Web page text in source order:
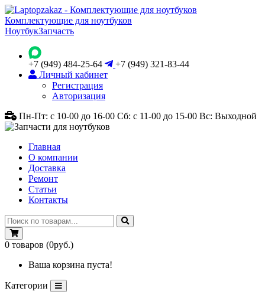
Комплектующие для ноутбуков
НоутбукЗапчасть
+7 (949) 484-25-64
+7 (949) 321-83-44
Личный кабинет
Регистрация
Авторизация
Пн-Пт: с 10-00 до 16-00 Сб: с 11-00 до 15-00 Вс: Выходной
Главная
О компании
Доставка
Ремонт
Статьи
Контакты
0 товаров (0руб.)
Ваша корзина пуста!
Категории